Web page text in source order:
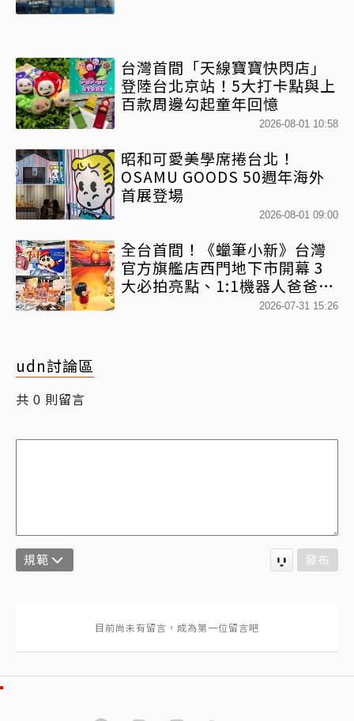
台灣首間「天線寶寶快閃店」
登陸台北京站！5大打卡點與上
百款周邊勾起童年回憶
2026-08-01 10:58
昭和可愛美學席捲台北！
OSAMU GOODS 50週年海外
首展登場
2026-08-01 09:00
全台首間！《蠟筆小新》台灣
官方旗艦店西門地下市開幕 3
大必拍亮點、1:1機器人爸爸、
百款日本直送周邊快搶2026-07-31 15:26
udn討論區
共 0 則留言
規範 發布